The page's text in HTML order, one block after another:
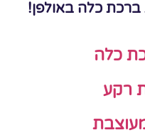
כלה באולפן!
כלה
רקע